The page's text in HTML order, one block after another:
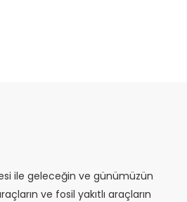
ile geleceğin ve günümüzün
ve fosil yakıtlı araçların